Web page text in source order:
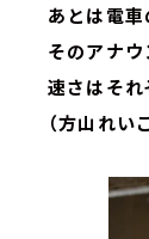
あとは電車
そのアナ
速さはそれ
（方山れい